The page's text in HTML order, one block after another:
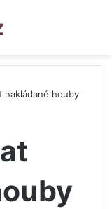
nakládané houby